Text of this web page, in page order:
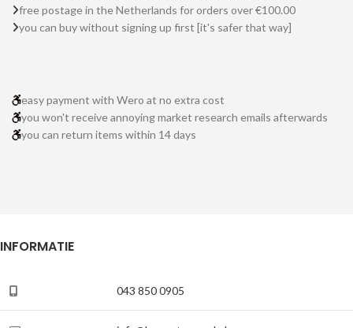
free postage in the Netherlands for orders over €100.00
you can buy without signing up first [it's safer that way]
easy payment with Wero at no extra cost
you won't receive annoying market research emails afterwards
you can return items within 14 days
INFORMATIE
043 850 0905